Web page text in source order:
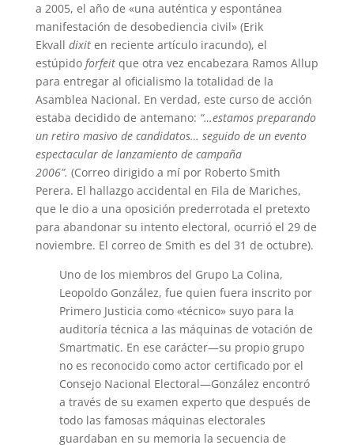
a 2005, el año de «una auténtica y espontánea
manifestación de desobediencia civil» (Erik
Ekvall dixiten reciente artículo iracundo), el
estúpido forfeitque otra vez encabezara Ramos Allup
para entregar al oficialismo la totalidad de la
Asamblea Nacional. En verdad, este curso de acción
estaba decidido de antemano: “…estamos preparando
un retiro masivo de candidatos… seguido de un evento
espectacular de lanzamiento de campaña
2006”. (Correo dirigido a mí por Roberto Smith
Perera. El hallazgo accidental en Fila de Mariches,
que le dio a una oposición prederrotada el pretexto
para abandonar su intento electoral, ocurrió el 29 de
noviembre. El correo de Smith es del 31 de octubre).
Uno de los miembros del Grupo La Colina,
Leopoldo González, fue quien fuera inscrito por
Primero Justicia como «técnico» suyo para la
auditoría técnica a las máquinas de votación de
Smartmatic. En ese carácter—su propio grupo
no es reconocido como actor certificado por el
Consejo Nacional Electoral—González encontró
a través de su examen experto que después de
todo las famosas máquinas electorales
guardaban en su memoria la secuencia de